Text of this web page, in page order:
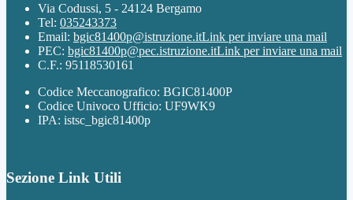
Via Codussi, 5 - 24124 Bergamo
Tel: 035243373
Email: bgic81400p@istruzione.itLink per inviare una mail
PEC: bgic81400p@pec.istruzione.itLink per inviare una mail
C.F.: 95118530161
Codice Meccanografico: BGIC81400P
Codice Univoco Ufficio: UF9WK9
IPA: istsc_bgic81400p
Sezione Link Utili